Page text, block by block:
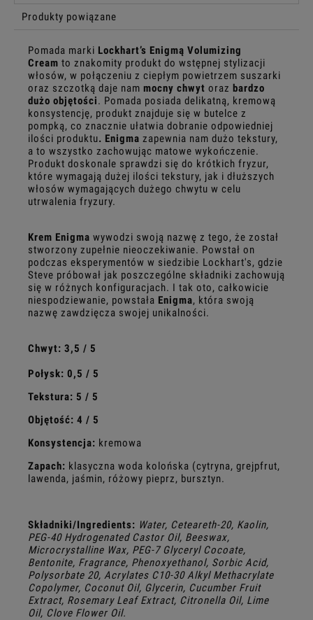
Produkty powiązane
Pomada marki Lockhart’s Enigmą Volumizing
Cream to znakomity produkt do wstępnej stylizacji
włosów, w połączeniu z ciepłym powietrzem suszarki
oraz szczotką daje nam mocny chwyt oraz bardzo
dużo objętości. Pomada posiada delikatną, kremową
konsystencję, produkt znajduje się w butelce z
pompką, co znacznie ułatwia dobranie odpowiedniej
ilości produktu. Enigma zapewnia nam dużo tekstury,
a to wszystko zachowując matowe wykończenie.
Produkt doskonale sprawdzi się do krótkich fryzur,
które wymagają dużej ilości tekstury, jak i dłuższych
włosów wymagających dużego chwytu w celu
utrwalenia fryzury.
Krem Enigma wywodzi swoją nazwę z tego, że został
stworzony zupełnie nieoczekiwanie. Powstał on
podczas eksperymentów w siedzibie Lockhart's, gdzie
Steve próbował jak poszczególne składniki zachowują
się w różnych konfiguracjach. I tak oto, całkowicie
niespodziewanie, powstała Enigma, która swoją
nazwę zawdzięcza swojej unikalności.
Chwyt: 3,5 / 5
Połysk: 0,5 / 5
Tekstura: 5 / 5
Objętość: 4 / 5
Konsystencja: kremowa
Zapach: klasyczna woda kolońska (cytryna, grejpfrut,
lawenda, jaśmin, różowy pieprz, bursztyn.
Składniki/Ingredients: Water, Ceteareth-20, Kaolin,
PEG-40 Hydrogenated Castor Oil, Beeswax,
Microcrystalline Wax, PEG-7 Glyceryl Cocoate,
Bentonite, Fragrance, Phenoxyethanol, Sorbic Acid,
Polysorbate 20, Acrylates C10-30 Alkyl Methacrylate
Copolymer, Coconut Oil, Glycerin, Cucumber Fruit
Extract, Rosemary Leaf Extract, Citronella Oil, Lime
Oil, Clove Flower Oil.